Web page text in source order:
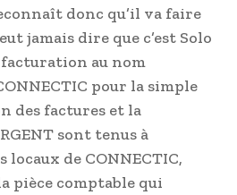
donc qu’il va faire
jamais dire que c’est Solo
au nom
pour la simple
des factures et la
sont tenus à
locaux de CONNECTIC,
pièce comptable qui